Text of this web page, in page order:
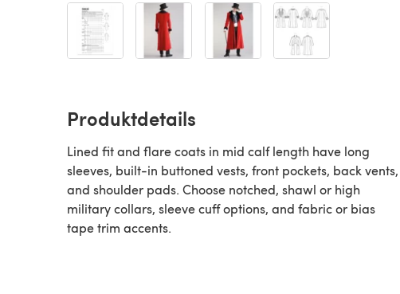
Produktdetails
Lined fit and flare coats in mid calf length have long
sleeves, built-in buttoned vests, front pockets, back vents,
and shoulder pads. Choose notched, shawl or high
military collars, sleeve cuff options, and fabric or bias
tape trim accents.